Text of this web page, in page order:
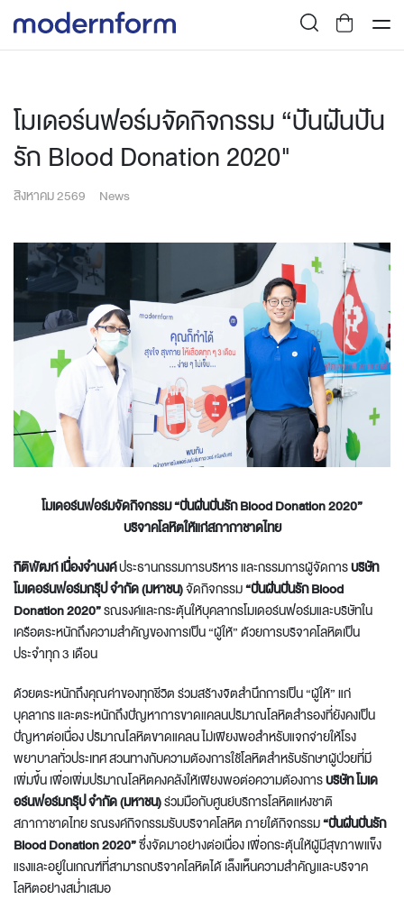
โมเดอร์นฟอร์มจัดกิจกรรม “ปันฝันปัน
รัก Blood Donation 2020"
สิงหาคม 2569 News
โมเดอร์นฟอร์มจัดกิจกรรม “ปันฝันปันรักBlood Donation 2020”
บริจาคโลหิตให้แก่สภากาชาดไทย
กิติพัฒก์ เนื่องจำนงค์ประธานกรรมการบริหาร และกรรมการผู้จัดการบริษัท
โมเดอร์นฟอร์มกรุ๊ป จำกัด (มหาชน)จัดกิจกรรม“ปันฝันปันรักBlood
Donation 2020”รณรงค์และกระตุ้นให้บุคลากรโมเดอร์นฟอร์มและบริษัทใน
เครือตระหนักถึงความสำคัญของการเป็น “ผู้ให้” ด้วยการบริจาคโลหิตเป็น
ประจำทุก 3 เดือน
ด้วยตระหนักถึงคุณค่าของทุกชีวิต ร่วมสร้างจิตสำนึกการเป็น “ผู้ให้” แก่
บุคลากร และตระหนักถึงปัญหาการขาดแคลนปริมาณโลหิตสำรองที่ยังคงเป็น
ปัญหาต่อเนื่อง ปริมาณโลหิตขาดแคลน ไม่เพียงพอสำหรับแจกจ่ายให้โรง
พยาบาลทั่วประเทศ สวนทางกับความต้องการใช้โลหิตสำหรับรักษาผู้ป่วยที่มี
เพิ่มขึ้น เพื่อเพิ่มปริมาณโลหิตคงคลังให้เพียงพอต่อความต้องการบริษัท โมเด
อร์นฟอร์มกรุ๊ป จำกัด (มหาชน)ร่วมมือกับศูนย์บริการโลหิตแห่งชาติ
สภากาชาดไทย รณรงค์กิจกรรมรับบริจาคโลหิต ภายใต้กิจกรรม“ปันฝันปันรัก
Blood Donation 2020”ซึ่งจัดมาอย่างต่อเนื่อง เพื่อกระตุ้นให้ผู้มีสุขภาพแข็ง
แรงและอยู่ในเกณฑ์ที่สามารถบริจาคโลหิตได้ เล็งเห็นความสำคัญและบริจาค
โลหิตอย่างสม่ำเสมอ